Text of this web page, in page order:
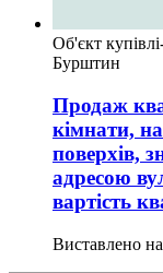
Об'єкт
Бурштин
Продаж
кімнати,
поверхів,
адресою
вартість
Виставлено